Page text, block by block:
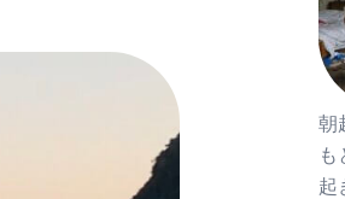
朝
起